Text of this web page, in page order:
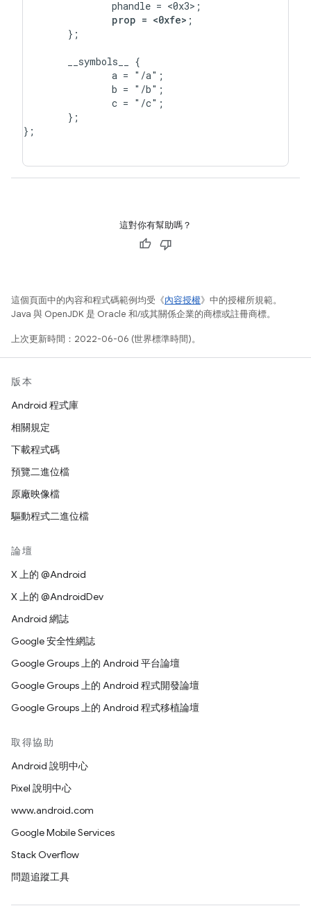
prop = <0xfe> ;
};
這對你有幫助嗎？
這個頁面中的內容和程式碼範例均受《內容授權》中的授權所規範。
Java 與 OpenJDK 是 Oracle 和/或其關係企業的商標或註冊商標。
上次更新時間：2022-06-06 (世界標準時間)。
版本
Android 程式庫
相關規定
下載程式碼
預覽二進位檔
原廠映像檔
驅動程式二進位檔
論壇
X 上的 @Android
X 上的 @AndroidDev
Android 網誌
Google 安全性網誌
Google Groups 上的 Android 平台論壇
Google Groups 上的 Android 程式開發論壇
Google Groups 上的 Android 程式移植論壇
取得協助
Android 說明中心
Pixel 說明中心
www.android.com
Google Mobile Services
Stack Overflow
問題追蹤工具